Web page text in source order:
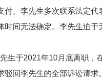
。李先生多次联系法定代
间无法确定。李先生迫
于2021年10月底离职，
回李先生的全部诉讼请求。